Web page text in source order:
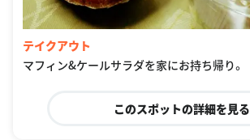
テイクアウト
マフィン&ケールサラダを家にお持ち帰り。
このスポットの詳細を見る